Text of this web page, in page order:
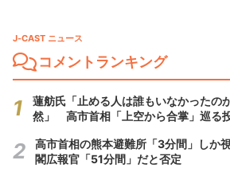
J-CAST ニュース
コメントランキング
蓮舫氏「止める人は誰もいなかったの
然」 高市首相「上空から合掌」巡る
高市首相の熊本避難所「3分間」しか
閣広報官「51分間」だと否定